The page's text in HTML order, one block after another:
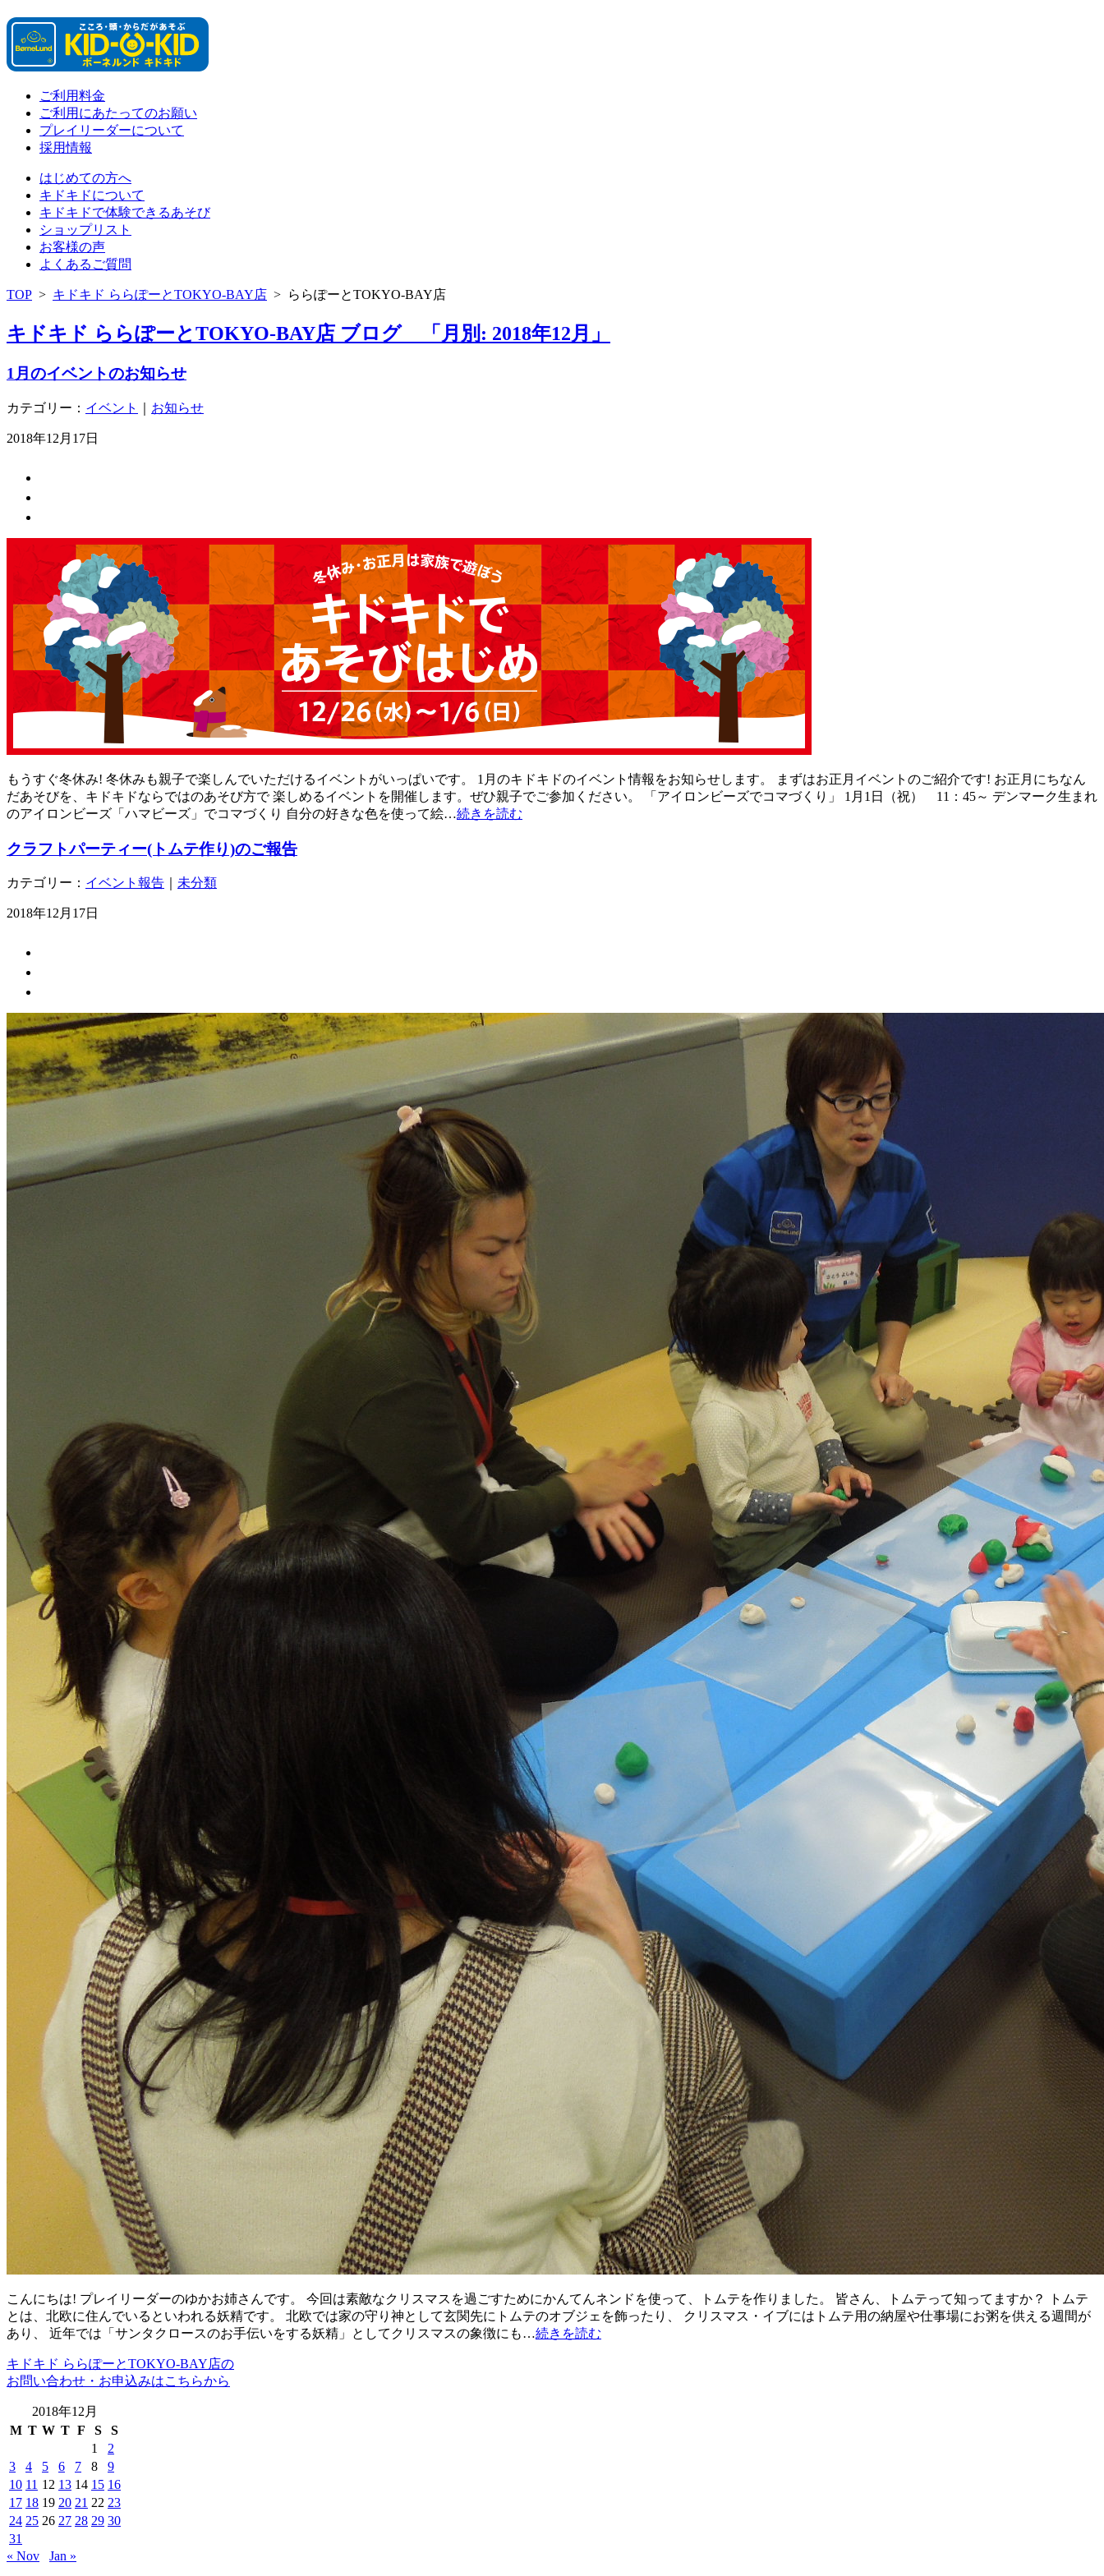
ご利用料金
ご利用にあたってのお願い
プレイリーダーについて
採用情報
はじめての方へ
キドキドについて
キドキドで体験できるあそび
ショップリスト
お客様の声
よくあるご質問
TOP > キドキド ららぽーとTOKYO-BAY店 > ららぽーとTOKYO-BAY店
キドキド ららぽーとTOKYO-BAY店 ブログ 「月別: 2018年12月」
1月のイベントのお知らせ
カテゴリー： イベント お知らせ
2018年12月17日
もうすぐ冬休み! 冬休みも親子で楽しんでいただけるイベントがいっぱいです。 1月のキドキドのイベント情報をお知らせします。 まずはお正月イベントのご紹介です! お正月にちなん
だあそびを、キドキドならではのあそび方で 楽しめるイベントを開催します。ぜひ親子でご参加ください。 「アイロンビーズでコマづくり」 1月1日（祝） 11：45～ デンマーク生まれ
のアイロンビーズ「ハマビーズ」でコマづくり 自分の好きな色を使って絵…続きを読む
クラフトパーティー(トムテ作り)のご報告
カテゴリー： イベント報告 未分類
2018年12月17日
こんにちは! プレイリーダーのゆかお姉さんです。 今回は素敵なクリスマスを過ごすためにかんてんネンドを使って、トムテを作りました。 皆さん、トムテって知ってますか？ トムテ
とは、北欧に住んでいるといわれる妖精です。 北欧では家の守り神として玄関先にトムテのオブジェを飾ったり、 クリスマス・イブにはトムテ用の納屋や仕事場にお粥を供える週間が
あり、 近年では「サンタクロースのお手伝いをする妖精」としてクリスマスの象徴にも…続きを読む
キドキド ららぽーとTOKYO-BAY店の
お問い合わせ・お申込みはこちらから
2018年12月
M T W T F S
S
1
2
3
4 5 6 7 8
9
10 11 12 13 14 15 16
17 18 19 20 21 22 23
24 25 26 27 28 29 30
31
« Nov
Jan »